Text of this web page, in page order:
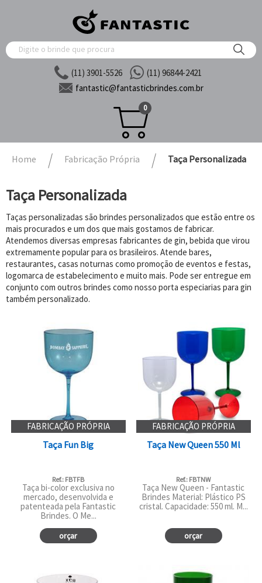
(11) 3901-5526
(11) 96844-2421
fantastic@fantasticbrindes.com.br
0
Home Fabricação Própria Taça Personalizada
Taça Personalizada
Taças personalizadas são brindes personalizados que estão entre os
mais procurados e um dos que mais gostamos de fabricar.
Atendemos diversas empresas fabricantes de gin, bebida que virou
extremamente popular para os brasileiros. Atende bares,
restaurantes, casas noturnas como promoção de eventos e festas,
logomarca de estabelecimento e muito mais. Pode ser entregue em
conjunto com outros brindes como nosso porta especiarias para gin
também personalizado.
FABRICAÇÃO PRÓPRIA
Taça Fun Big
Ref.: FBTFB
Taça bi-color exclusiva no
mercado, desenvolvida e
patenteada pela Fantastic
Brindes. O Me...
orçar
FABRICAÇÃO PRÓPRIA
Taça New Queen 550 Ml
Ref.: FBTNW
Taça New Queen - Fantastic
Brindes Material: Plástico PS
cristal. Capacidade: 550 ml. M...
orçar